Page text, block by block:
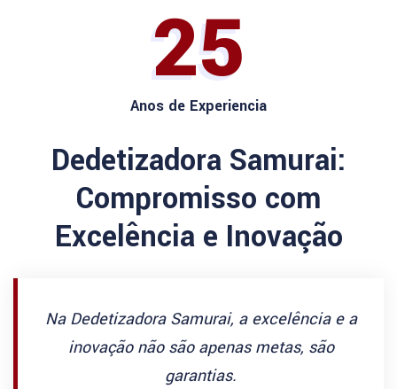
25
Anos de Experiencia
Dedetizadora Samurai:
Compromisso com
Excelência e Inovação
Na Dedetizadora Samurai, a excelência e a
inovação não são apenas metas, são
garantias.